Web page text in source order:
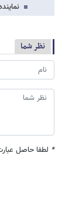
نظر شما
* لطفا حاصل